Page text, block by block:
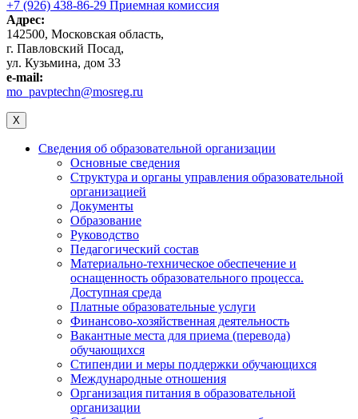
+7 (926) 438-86-29 Приемная комиссия
Адрес:
142500, Московская область,
г. Павловский Посад,
ул. Кузьмина, дом 33
e-mail:
mo_pavptechn@mosreg.ru
X
Сведения об образовательной организации
Основные сведения
Структура и органы управления образовательной
организацией
Документы
Образование
Руководство
Педагогический состав
Материально-техническое обеспечение и
оснащенность образовательного процесса.
Доступная среда
Платные образовательные услуги
Финансово-хозяйственная деятельность
Вакантные места для приема (перевода)
обучающихся
Стипендии и меры поддержки обучающихся
Международные отношения
Организация питания в образовательной
организации